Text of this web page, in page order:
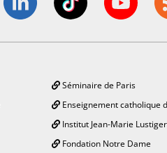
Séminaire de Paris
Enseignement catholique
Institut Jean-Marie Lustiger
Fondation Notre Dame